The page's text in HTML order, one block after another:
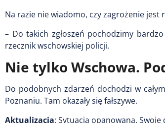
Na razie nie wiadomo, czy zagrożenie jest
– Do takich zgłoszeń pochodzimy
rzecznik wschowskiej policji.
Nie tylko Wschowa.
Do podobnych zdarzeń dochodzi w
Poznaniu. Tam okazały się fałszywe.
Aktualizacja: Sytuacja opanowana. Swoje